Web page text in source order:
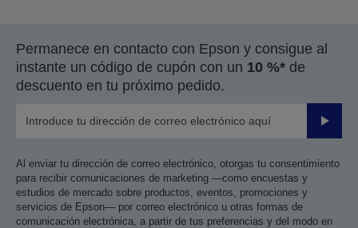
Permanece en contacto con Epson y consigue al
instante un código de cupón con un 10 %* de
descuento en tu próximo pedido.
Enviar
Al enviar tu dirección de correo electrónico, otorgas tu consentimiento
para recibir comunicaciones de marketing —como encuestas y
estudios de mercado sobre productos, eventos, promociones y
servicios de Epson— por correo electrónico u otras formas de
comunicación electrónica, a partir de tus preferencias y del modo en